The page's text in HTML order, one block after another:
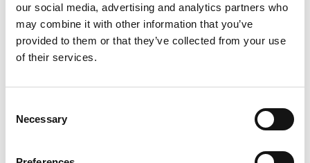
our social media, advertising and analytics partners who
may combine it with other information that you’ve
provided to them or that they’ve collected from your use
of their services.
Selection
Necessary
5350